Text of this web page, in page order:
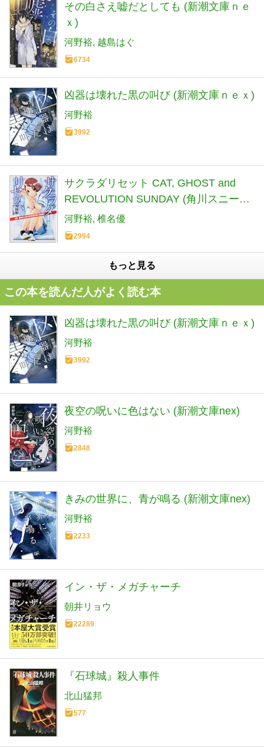
その白さえ嘘だとしても (新潮文庫ｎｅ
ｘ)
河野裕 越島はぐ
6734
凶器は壊れた黒の叫び (新潮文庫ｎｅｘ)
河野裕
3992
サクラダリセット CAT, GHOST and
REVOLUTION SUNDAY (角川スニーカ
ー文庫 こ 1-1-1)
河野裕 椎名優
2994
もっと見る
この本を読んだ人がよく読む本
凶器は壊れた黒の叫び (新潮文庫ｎｅｘ)
河野裕
3992
夜空の呪いに色はない (新潮文庫nex)
河野裕
2848
きみの世界に、青が鳴る (新潮文庫nex)
河野裕
2233
イン・ザ・メガチャーチ
朝井リョウ
22289
『石球城』殺人事件
北山猛邦
577